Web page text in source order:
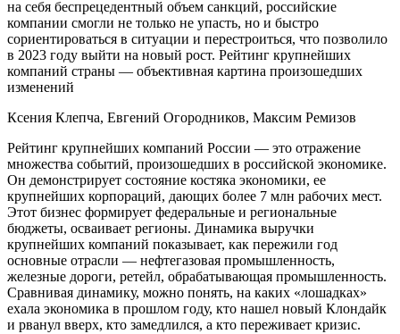
на себя беспрецедентный объем санкций, российские
компании смогли не только не упасть, но и быстро
сориентироваться в ситуации и перестроиться, что позволило
в 2023 году выйти на новый рост. Рейтинг крупнейших
компаний страны — объективная картина произошедших
изменений
Ксения Клепча, Евгений Огородников, Максим Ремизов
Рейтинг крупнейших компаний России — это отражение
множества событий, произошедших в российской экономике.
Он демонстрирует состояние костяка экономики, ее
крупнейших корпораций, дающих более 7 млн рабочих мест.
Этот бизнес формирует федеральные и региональные
бюджеты, осваивает регионы. Динамика выручки
крупнейших компаний показывает, как пережили год
основные отрасли — нефтегазовая промышленность,
железные дороги, ретейл, обрабатывающая промышленность.
Сравнивая динамику, можно понять, на каких «лошадках»
ехала экономика в прошлом году, кто нашел новый Клондайк
и рванул вверх, кто замедлился, а кто переживает кризис.